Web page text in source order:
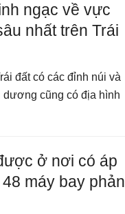
ngạc về vực
nhất trên Trái
đất có các đỉnh núi và
cũng có địa hình
ở nơi có áp
máy bay phản